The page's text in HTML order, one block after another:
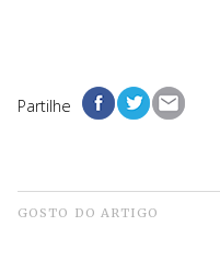
Partilhe
GOSTO DO ARTIGO